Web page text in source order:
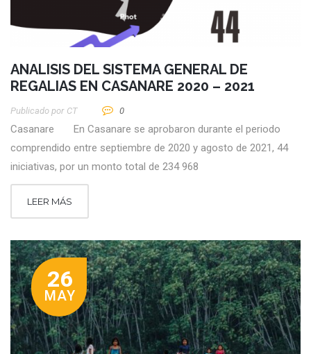
ANALISIS DEL SISTEMA GENERAL DE
REGALIAS EN CASANARE 2020 – 2021
Publicado por CT 0
Casanare En Casanare se aprobaron durante el periodo
comprendido entre septiembre de 2020 y agosto de 2021, 44
iniciativas, por un monto total de 234 968
LEER MÁS
26
MAY